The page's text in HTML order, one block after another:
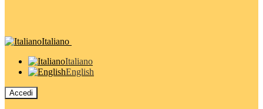
Italiano
Italiano
English
Accedi